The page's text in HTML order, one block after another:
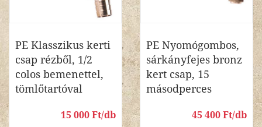
PE Klasszikus kerti
csap rézből, 1/2
colos bemenettel,
tömlőtartóval
15 000 Ft/db
PE Nyomógombos,
sárkányfejes bronz
kert csap, 15
másodperces
45 400 Ft/db